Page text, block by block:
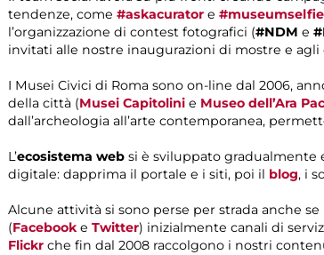
tendenze, come #askacurator e #museumselfie
l’organizzazione di contest fotografici (#NDM e
invitati alle nostre inaugurazioni di mostre e agli
I Musei Civici di Roma sono on-line dal 2006,
della città (Musei Capitolini e Museo dell’Ara
dall’archeologia all’arte contemporanea,
L’ecosistema web si è sviluppato gradualmente
digitale: dapprima il portale e i siti, poi il blog, i
Alcune attività si sono perse per strada anche
(Facebook e Twitter) inizialmente canali di
Flickr che fin dal 2008 raccolgono i nostri